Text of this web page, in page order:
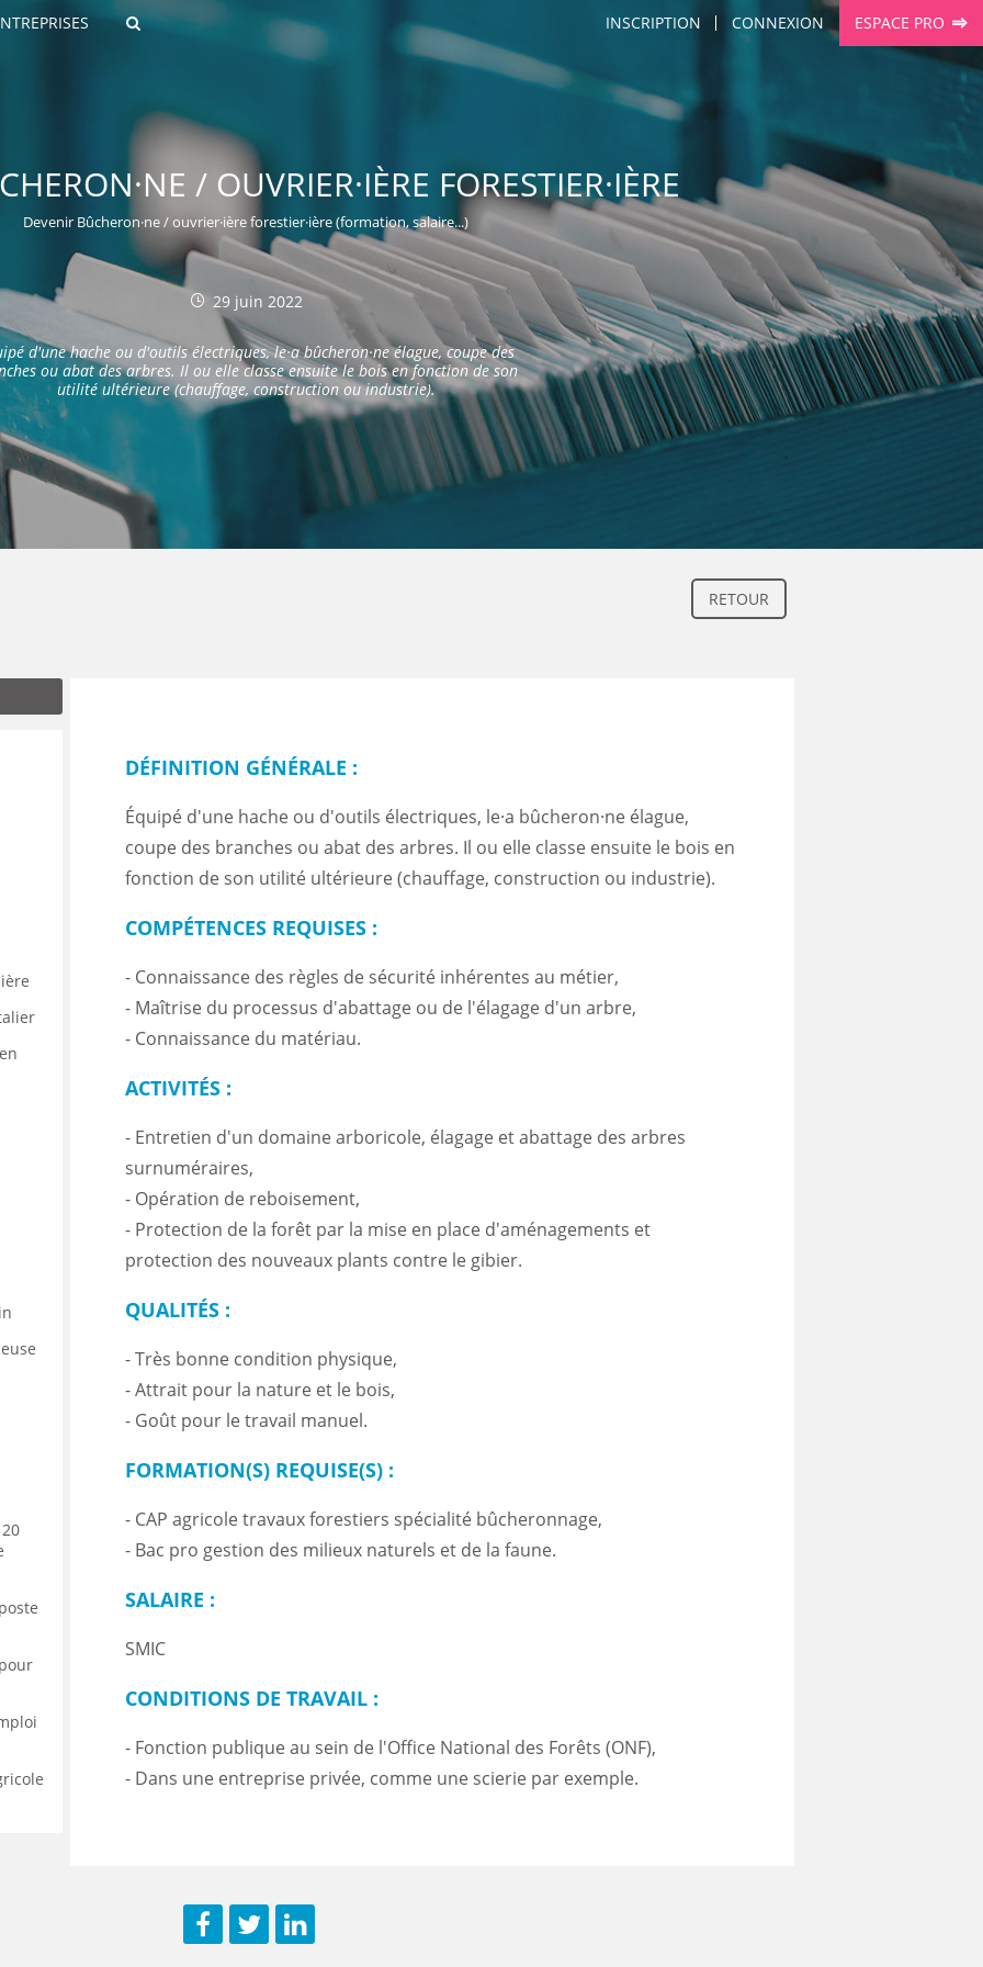
NUMÉRIQUES
INSCRIPTION CONNEXION ESPACE PRO
RETOUR
/ OUVRIER·IÈRE FORESTIER·IÈRE
Devenir Bûcheron·ne / ouvrier·ière forestier·ière (formation, salaire...)
29 juin 2022
d'une hache ou d'outils électriques, le·a bûcheron·ne élague, coupe des
ou abat des arbres. Il ou elle classe ensuite le bois en fonction de son
utilité ultérieure (chauffage, construction ou industrie).
DÉFINITION GÉNÉRALE :
Équipé d'une hache ou d'outils électriques, le·a bûcheron·ne élague,
coupe des branches ou abat des arbres. Il ou elle classe ensuite le bois en
fonction de son utilité ultérieure (chauffage, construction ou industrie).
COMPÉTENCES REQUISES :
- Connaissance des règles de sécurité inhérentes au métier,
- Maîtrise du processus d'abattage ou de l'élagage d'un arbre,
- Connaissance du matériau.
ACTIVITÉS :
- Entretien d'un domaine arboricole, élagage et abattage des arbres
surnuméraires,
- Opération de reboisement,
- Protection de la forêt par la mise en place d'aménagements et
protection des nouveaux plants contre le gibier.
QUALITÉS :
- Très bonne condition physique,
- Attrait pour la nature et le bois,
- Goût pour le travail manuel.
FORMATION(S) REQUISE(S) :
- CAP agricole travaux forestiers spécialité bûcheronnage,
- Bac pro gestion des milieux naturels et de la faune.
SALAIRE :
SMIC
CONDITIONS DE TRAVAIL :
- Fonction publique au sein de l'Office National des Forêts (ONF),
- Dans une entreprise privée, comme une scierie par exemple.